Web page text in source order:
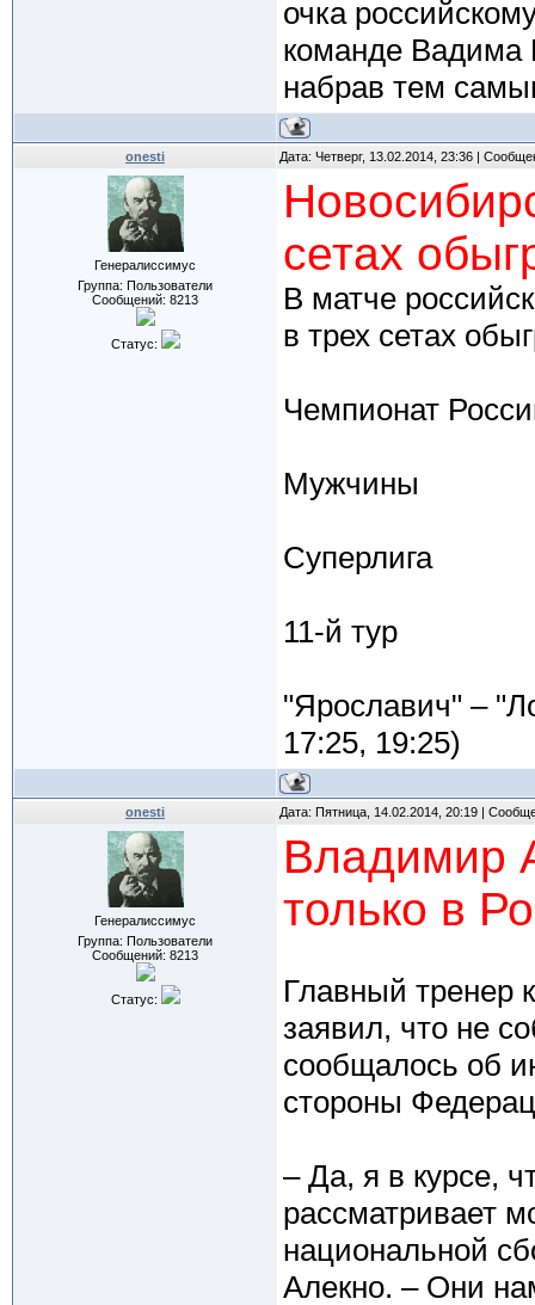
очка
команде Вадима
набрав тем
onesti Дата: Четверг, 13.02.2014, 23:36 |
Генералиссимус
Группа: Пользователи
Сообщений: 8213
Статус:
сетах
В матче
в трех сетах
Чемпионат
Мужчины
Суперлига
11-й тур
"Ярославич" –
17:25, 19:25)
onesti Дата: Пятница, 14.02.2014, 20:19 |
Генералиссимус
Группа: Пользователи
Сообщений: 8213
Статус:
Владимир
только в
Главный тренер
заявил, что не
сообщалось об
стороны
– Да, я в курсе,
рассматривает
национальной
Алекно. – Они